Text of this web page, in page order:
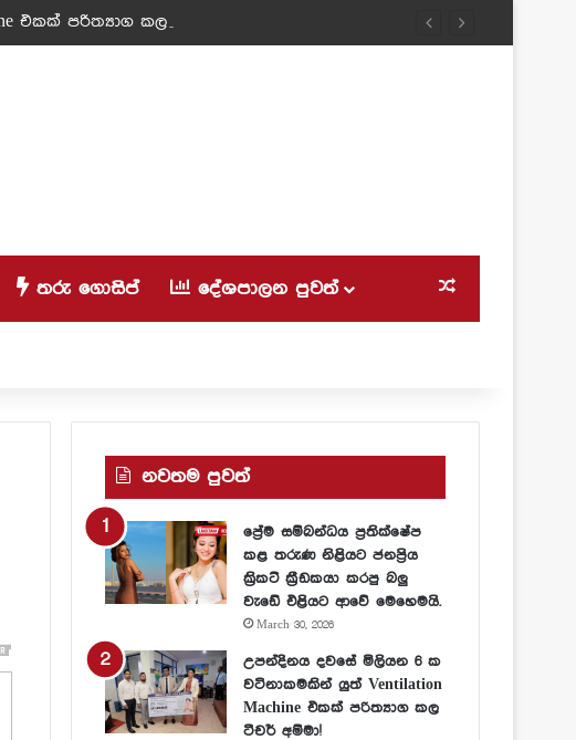
එකක් පරිත්‍යාග කල ටීචර් අම්මා!
තරු ගොසිප් දේශපාලන පුවත් Random Article
නවතම පුවත්
ප්‍රේම සම්බන්ධය ප්‍රතික්ෂේප
කළ තරුණ නිළියට ජනප්‍රිය
ක්‍රිකට් ක්‍රීඩකයා කරපු බලු
වැඩේ එළියට ආවේ මෙහෙමයි.
March 30, 2026
උපන්දිනය දවසේ මිලියන 6 ක
වටිනාකමකින් යුත් Ventilation
Machine එකක් පරිත්‍යාග කල
ටීචර් අම්මා!